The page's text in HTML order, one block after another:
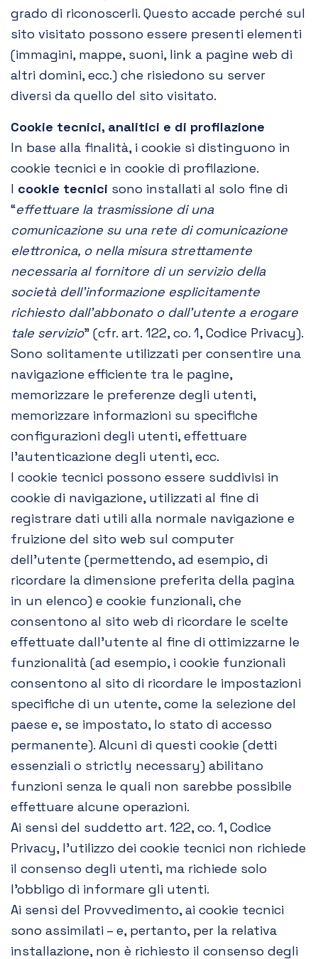
grado di riconoscerli. Questo accade perché sul
sito visitato possono essere presenti elementi
(immagini, mappe, suoni, link a pagine web di
altri domini, ecc.) che risiedono su server
diversi da quello del sito visitato.
Cookie tecnici, analitici e di profilazione
In base alla finalità, i cookie si distinguono in
cookie tecnici e in cookie di profilazione.
I cookie tecnici sono installati al solo fine di
“effettuare la trasmissione di una
comunicazione su una rete di comunicazione
elettronica, o nella misura strettamente
necessaria al fornitore di un servizio della
società dell’informazione esplicitamente
richiesto dall’abbonato o dall’utente a erogare
tale servizio” (cfr. art. 122, co. 1, Codice Privacy).
Sono solitamente utilizzati per consentire una
navigazione efficiente tra le pagine,
memorizzare le preferenze degli utenti,
memorizzare informazioni su specifiche
configurazioni degli utenti, effettuare
l’autenticazione degli utenti, ecc.
I cookie tecnici possono essere suddivisi in
cookie di navigazione, utilizzati al fine di
registrare dati utili alla normale navigazione e
fruizione del sito web sul computer
dell’utente (permettendo, ad esempio, di
ricordare la dimensione preferita della pagina
in un elenco) e cookie funzionali, che
consentono al sito web di ricordare le scelte
effettuate dall’utente al fine di ottimizzarne le
funzionalità (ad esempio, i cookie funzionali
consentono al sito di ricordare le impostazioni
specifiche di un utente, come la selezione del
paese e, se impostato, lo stato di accesso
permanente). Alcuni di questi cookie (detti
essenziali o strictly necessary) abilitano
funzioni senza le quali non sarebbe possibile
effettuare alcune operazioni.
Ai sensi del suddetto art. 122, co. 1, Codice
Privacy, l’utilizzo dei cookie tecnici non richiede
il consenso degli utenti, ma richiede solo
l’obbligo di informare gli utenti.
Ai sensi del Provvedimento, ai cookie tecnici
sono assimilati – e, pertanto, per la relativa
installazione, non è richiesto il consenso degli